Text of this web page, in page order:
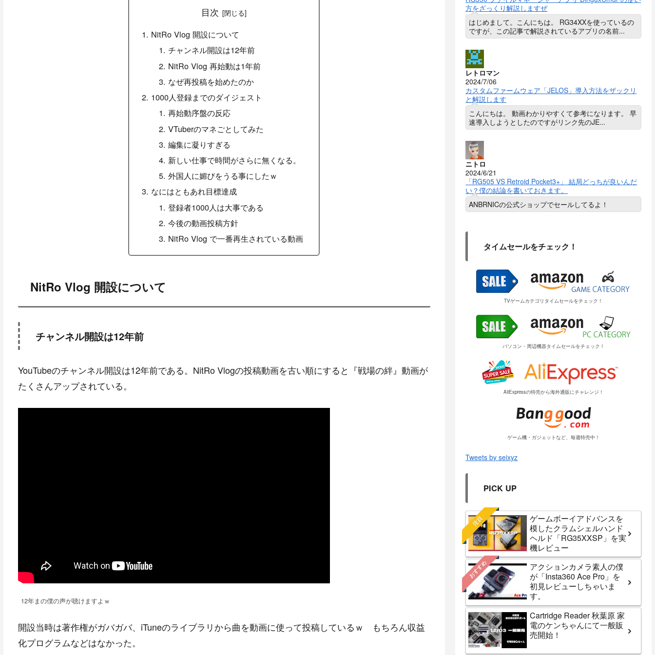
目次
NitRo Vlog 開設について
チャンネル開設は12年前
NitRo Vlog 再始動は1年前
なぜ再投稿を始めたのか
1000人登録までのダイジェスト
再始動序盤の反応
VTuberのマネごとしてみた
編集に凝りすぎる
新しい仕事で時間がさらに無くなる。
外国人に媚びをうる事にしたｗ
なにはともあれ目標達成
登録者1000人は大事である
今後の動画投稿方針
NitRo Vlog で一番再生されている動画
NitRo Vlog 開設について
チャンネル開設は12年前
YouTubeのチャンネル開設は12年前である。NitRo Vlogの投稿動画を古い順にすると『戦場の絆』動画が
たくさんアップされている。
12年まの僕の声が聴けますよｗ
開設当時は著作権がガバガバ、iTuneのライブラリから曲を動画に使って投稿しているｗ もちろん収益
化プログラムなどはなかった。
方をざっくり解説しますぜ
はじめまして。こんにちは。 RG34XXを使っているの
ですが、この記事で解説されているアプリの名前...
レトロマン
2024/7/06
カスタムファームウェア「JELOS」導入方法をザックリ
と解説します
こんにちは。 動画わかりやすくて参考になります。 早
速導入しようとしたのですがリンク先のJE...
ニトロ
2024/6/21
「RG505 VS Retroid Pocket3+」 結局どっちが良いんだ
い？僕の結論を書いておきます。
ANBRNICの公式ショップでセールしてるよ！
タイムセールをチェック！
TVゲームカテゴリタイムセールをチェック！
パソコン・周辺機器タイムセールをチェック！
AliExpressの特売から海外通販にチャレンジ！
ゲーム機・ガジェットなど、毎週特売中！
Tweets by seixyz
PICK UP
注目
ゲームボーイアドバンスを
模したクラムシェルハンド
ヘルド「RG35XXSP」を実
機レビュー
おすすめ
アクションカメラ素人の僕
が「Insta360 Ace Pro」を
初見レビューしちゃいま
す。
Cartridge Reader 秋葉原 家
電のケンちゃんにて一般販
売開始！